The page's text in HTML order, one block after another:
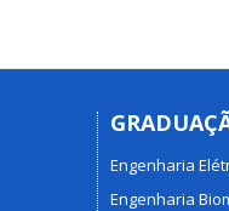
Engenharia
Engenharia